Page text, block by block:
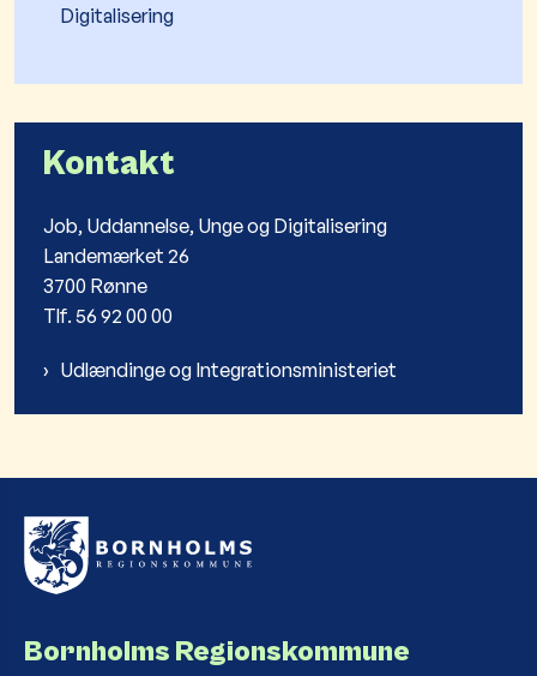
Digitalisering
Kontakt
Job, Uddannelse, Unge og Digitalisering
Landemærket 26
3700 Rønne
Tlf. 56 92 00 00
Udlændinge og Integrationsministeriet
Bornholms Regionskommune